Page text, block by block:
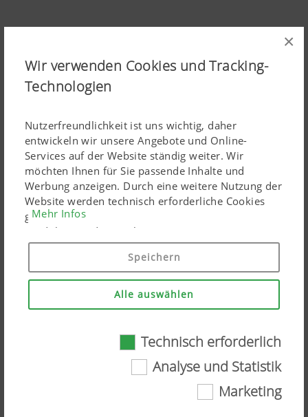
×
Wir verwenden Cookies und Tracking-
Technologien
Nutzerfreundlichkeit ist uns wichtig, daher
entwickeln wir unsere Angebote und Online-
Services auf der Website ständig weiter. Wir
möchten Ihnen für Sie passende Inhalte und
Werbung anzeigen. Durch eine weitere Nutzung der
Website werden technisch erforderliche Cookies
gesetzt. Personenbezogene Google-Marketing-
Produkte werden Cookies nur eingesetzt, wenn Sie
Ihre Einwilligung erteilen ("Allem zustimmen"). Sie
können ebenso individuelle Einstellungen mittels
der angeführten Checkboxen treffen.
Technisch erforderlich
Gewisse Web-Technologien und Cookies tragen
Mehr Infos
Speichern
Alle auswählen
Technisch erforderlich
Analyse und Statistik
Marketing
Pressedokumente:
Artikel herunterladen
ÄHNLICHE ARTIKEL